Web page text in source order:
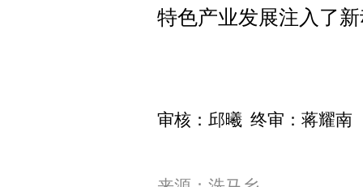
特色产业发展注入了
审核：邱曦 终审：蒋耀南